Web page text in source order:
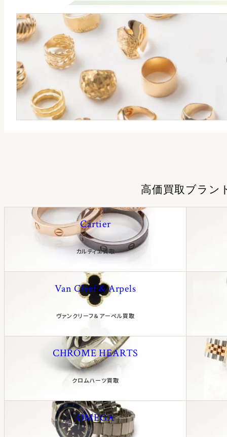
高価買取ブラン
Cartier
カルティエ買取
Van Cleef & Arpels
ヴァンクリーフ＆アーペル買取
CHROME HEARTS
クロムハーツ買取
OMEGA